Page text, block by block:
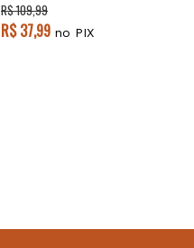
R$ 109,99
R$ 37,99 no PIX